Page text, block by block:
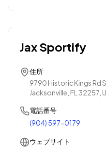
Jax Sportify
住所
9790 Historic Kings Rd
Jacksonville, FL 32257,
電話番号
(904) 597-0179
ウェブサイト